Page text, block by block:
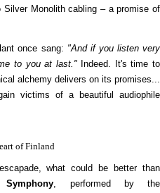
Silver Monolith cabling – a promise of
once sang: "And if you listen very
to you at last."Indeed. It's time to
alchemy delivers on its promises...
victims of a beautiful audiophile
of Finland
what could be better than
, performed by the